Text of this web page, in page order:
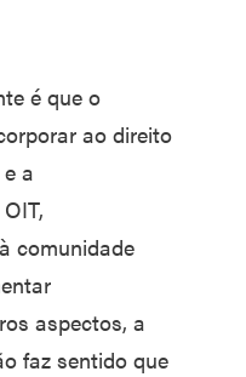
é que o
ao direito
a
comunidade
aspectos, a
faz sentido que